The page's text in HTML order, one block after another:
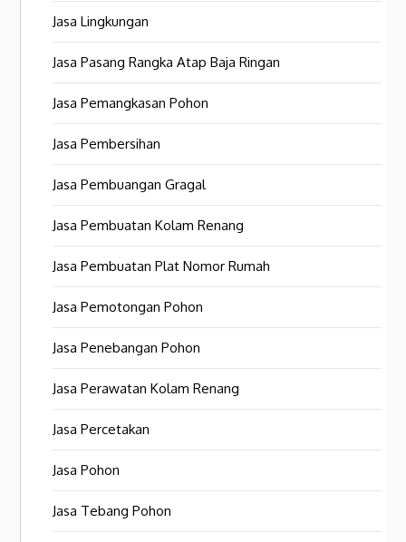
Jasa Lingkungan
Jasa Pasang Rangka Atap Baja Ringan
Jasa Pemangkasan Pohon
Jasa Pembersihan
Jasa Pembuangan Gragal
Jasa Pembuatan Kolam Renang
Jasa Pembuatan Plat Nomor Rumah
Jasa Pemotongan Pohon
Jasa Penebangan Pohon
Jasa Perawatan Kolam Renang
Jasa Percetakan
Jasa Pohon
Jasa Tebang Pohon